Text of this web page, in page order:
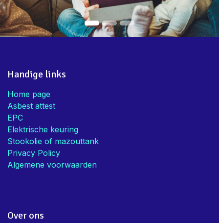
Handige links
Home page
Asbest attest
EPC
Elektrische keuring
Stookolie of mazouttank
Privacy Policy
Algemene voorwaarden
Over ons